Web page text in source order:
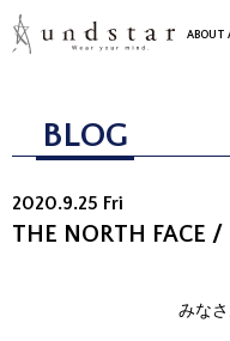
ABOUT
BLOG
2020.9.25 Fri
THE NORTH FACE /
みな